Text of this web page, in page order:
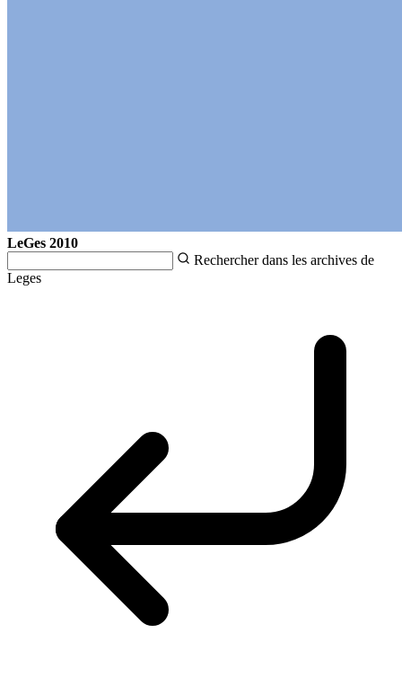
LeGes 2010
Rechercher dans les archives de
Leges